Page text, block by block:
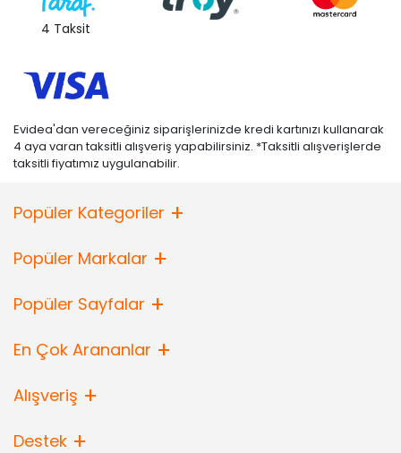
4 Taksit
Evidea'dan vereceğiniz siparişlerinizde kredi kartınızı kullanarak
4 aya varan taksitli alışveriş yapabilirsiniz. *Taksitli alışverişlerde
taksitli fiyatımız uygulanabilir.
Popüler Kategoriler
Popüler Markalar
Popüler Sayfalar
En Çok Arananlar
Alışveriş
Destek